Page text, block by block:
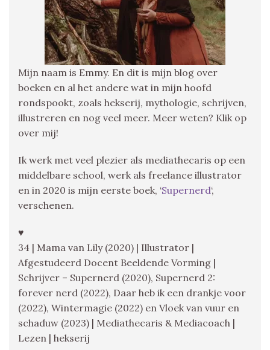
Mijn naam is Emmy. En dit is mijn blog over
boeken en al het andere wat in mijn hoofd
rondspookt, zoals hekserij, mythologie, schrijven,
illustreren en nog veel meer. Meer weten? Klik op
over mij!
Ik werk met veel plezier als mediathecaris op een
middelbare school, werk als freelance illustrator
en in 2020 is mijn eerste boek, ‘Supernerd‘,
verschenen.
♥
34 | Mama van Lily (2020) | Illustrator |
Afgestudeerd Docent Beeldende Vorming |
Schrijver – Supernerd (2020), Supernerd 2:
forever nerd (2022), Daar heb ik een drankje voor
(2022), Wintermagie (2022) en Vloek van vuur en
schaduw (2023) | Mediathecaris & Mediacoach |
Lezen | hekserij